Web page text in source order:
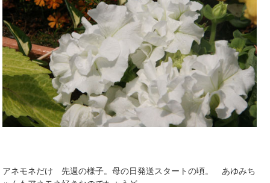
アネモネだけ 先週の様子。母の日発送スタートの頃。 あゆみち